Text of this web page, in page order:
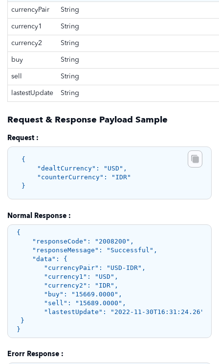
currencyPair String
currency1 String
currency2 String
buy String
sell String
lastestUpdate String
Request & Response Payload Sample
Request :
{
    "dealtCurrency": "USD",
    "counterCurrency": "IDR"
Normal Response :
{
"responseCode": "2008200",
"responseMessage": "Successful",
"data": {
"currencyPair": "USD-IDR",
"currency1": "USD",
"currency2": "IDR",
"buy": "15669.0000",
"sell": "15689.0000",
"lastestUpdate": "2022-11-30T16:31:24.26"
}
Erorr Response :